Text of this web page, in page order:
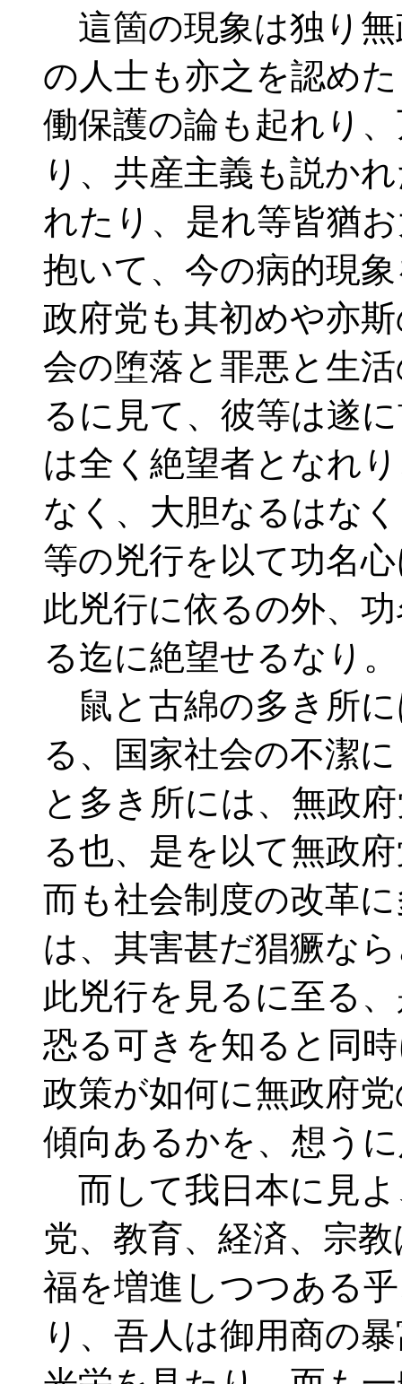
這箇の現象は独り
の人士も亦之を認め
働保護の論も起れり
り、共産主義も説か
れたり、是れ等皆猶
抱いて、今の病的現
政府党も其初めや亦
会の堕落と罪悪と生
るに見て、彼等は遂
は全く絶望者となれ
なく、大胆なるはな
等の兇行を以て功名
此兇行に依るの外、
る迄に絶望せるなり。
鼠と古綿の多き所
る、国家社会の不潔
と多き所には、無政
る也、是を以て無政
而も社会制度の改革
は、其害甚だ猖獗な
此兇行を見るに至る
恐る可きを知ると同
政策が如何に無政府
傾向あるかを、想う
而して我日本に見よ
党、教育、経済、宗
福を増進しつつある
り、吾人は御用商の